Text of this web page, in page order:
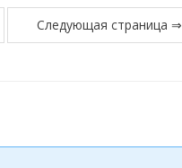
Следующая страница ⇒